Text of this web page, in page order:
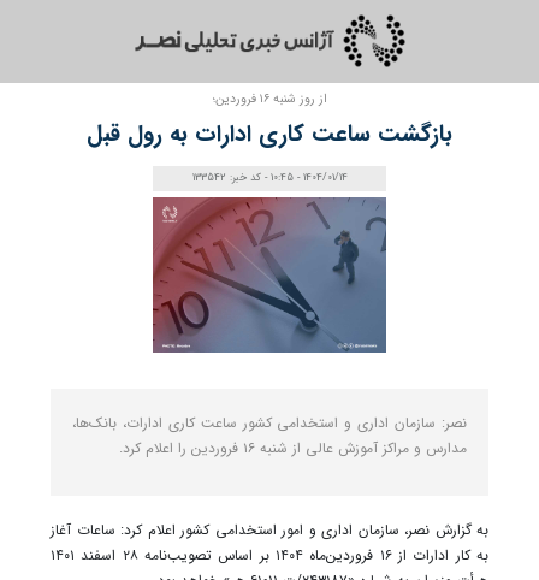
از روز شنبه ۱۶ فروردین؛
بازگشت ساعت کاری ادارات به رول قبل
1404/01/14 - 10:45 - کد خبر: 133542
نصر: سازمان اداری و استخدامی کشور ساعت کاری ادارات، بانک‌ها،
مدارس و مراکز آموزش عالی از شنبه ۱۶ فروردین را اعلام کرد.
به گزارش نصر، سازمان اداری و امور استخدامی کشور اعلام کرد: ساعات آغاز
به کار ادارات از ۱۶ فروردین‌ماه ۱۴۰۴ بر اساس تصویب‌نامه ۲۸ اسفند ۱۴۰۱